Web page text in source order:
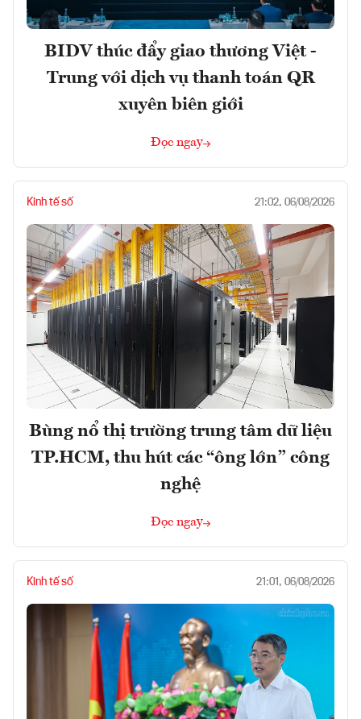
BIDV thúc đẩy giao thương Việt -
Trung với dịch vụ thanh toán QR
xuyên biên giới
Đọc ngay
Kinh tế số 21:02, 06/08/2026
Bùng nổ thị trường trung tâm dữ liệu
TP.HCM, thu hút các “ông lớn” công
nghệ
Đọc ngay
Kinh tế số 21:01, 06/08/2026